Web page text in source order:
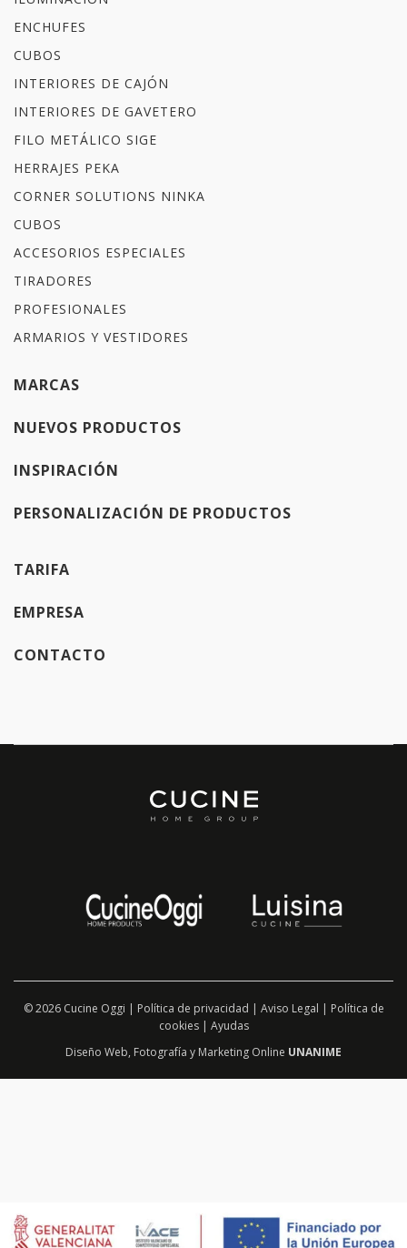
ENCHUFES
CUBOS
INTERIORES DE CAJÓN
INTERIORES DE GAVETERO
FILO METÁLICO SIGE
HERRAJES PEKA
CORNER SOLUTIONS NINKA
CUBOS
ACCESORIOS ESPECIALES
TIRADORES
PROFESIONALES
ARMARIOS Y VESTIDORES
MARCAS
NUEVOS PRODUCTOS
INSPIRACIÓN
PERSONALIZACIÓN DE PRODUCTOS
TARIFA
EMPRESA
CONTACTO
© 2026 Cucine Oggi | Política de privacidad Aviso Legal
Política de
cookies| Ayudas
Diseño Web, Fotografía y Marketing Online UNANIME